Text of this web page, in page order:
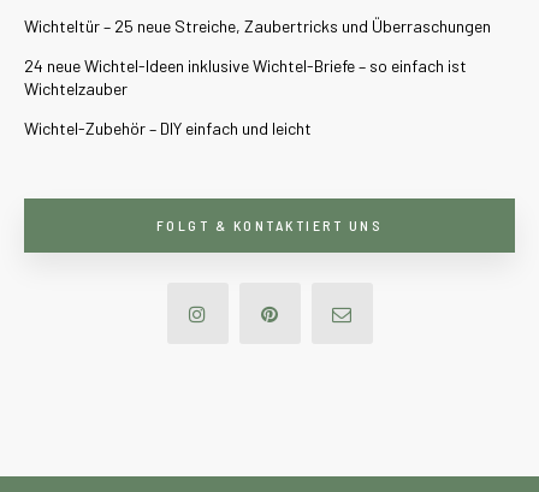
Wichteltür – 25 neue Streiche, Zaubertricks und Überraschungen
24 neue Wichtel-Ideen inklusive Wichtel-Briefe – so einfach ist
Wichtelzauber
Wichtel-Zubehör – DIY einfach und leicht
FOLGT & KONTAKTIERT UNS